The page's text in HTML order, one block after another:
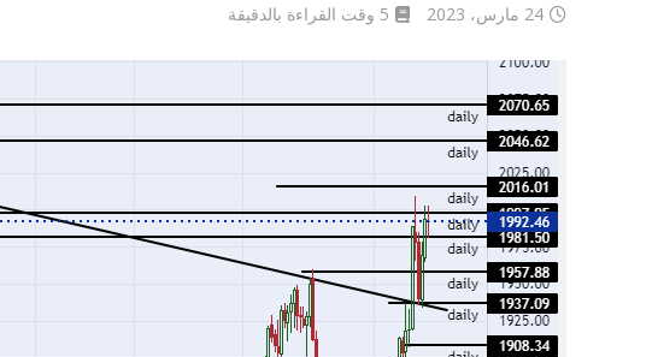
24 مارس، 2023 5 وقت القراءة بالدقيقة